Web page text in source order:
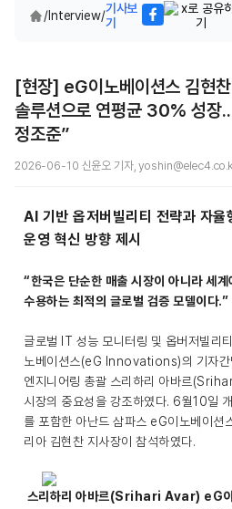
/Interview/기사보
기
[현장] eG이노베이션스 김현
솔루션으로 연평균 30% 성장
정조준”
2026-06-10 신윤오 기자,
AI 기반 옵저버빌리티 전략과 자
운영 혁신 방향 제시
“한국은 단순한 매출 시장이 아니라 세
수용하는 최적의 글로벌 검증 모델이다.”
글로벌 IT 성능 모니터링 및 옵버저빌
노베이션스(eG Innovations)의 기자간
엔지니어링 총괄 스리하리 아바르
시장의 중요성을 강조하였다. 6월10일
를 포함한 아난드 삼파스 eG이노베이
리아 김현찬 지사장이 참석하였다.
스리하리 아바르(Srihari Avar) eG이